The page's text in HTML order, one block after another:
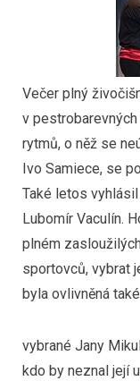
Večer plný
v
rytmů, o něž se
Ivo Samiece, se
Také letos
Lubomír Vaculín.
plném
sportovců, vybrat
byla ovlivněná
vybrané Jany
kdo by neznal její